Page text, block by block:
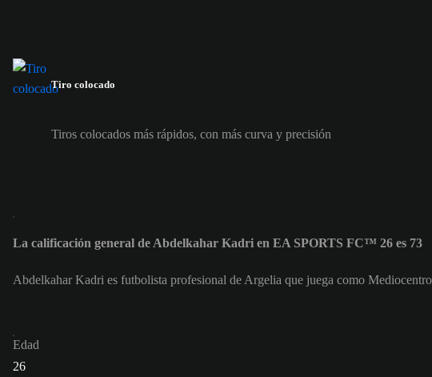
Tiro colocado
Tiros colocados más rápidos, con más curva y precisión
La calificación general de Abdelkahar Kadri en EA SPORTS FC™ 26 es 73
Abdelkahar Kadri es futbolista profesional de Argelia que juega como
Edad
26